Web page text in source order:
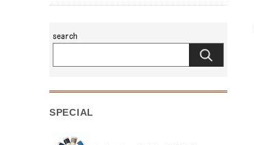
SPECIAL